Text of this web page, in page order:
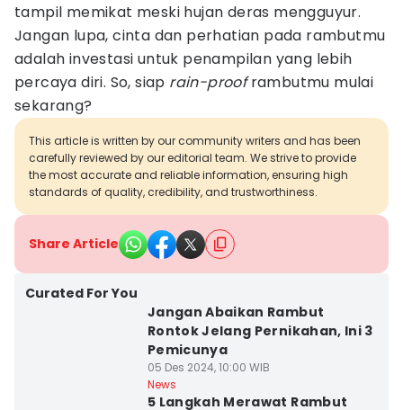
tampil memikat meski hujan deras mengguyur.
Jangan lupa, cinta dan perhatian pada rambutmu
adalah investasi untuk penampilan yang lebih
percaya diri. So, siap rain-prooframbutmu mulai
sekarang?
This article is written by our community writers and has been
carefully reviewed by our editorial team. We strive to provide
the most accurate and reliable information, ensuring high
standards of quality, credibility, and trustworthiness.
Share Article
Curated For You
Jangan Abaikan Rambut
Rontok Jelang Pernikahan, Ini 3
Pemicunya
05 Des 2024, 10:00 WIB
News
5 Langkah Merawat Rambut